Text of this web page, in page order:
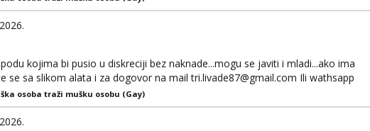
kojima bi pusio u diskreciji bez naknade...mogu se javiti i mladi...ako ima
se sa slikom alata i za dogovor na mail tri.livade87@gmail.com Ili wathsapp
se ne javljam
osoba traži mušku osobu (Gay)